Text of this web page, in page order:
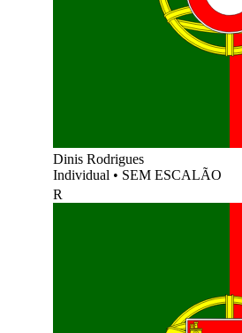
Dinis Rodrigues
Individual • SEM ESCALÃO
R